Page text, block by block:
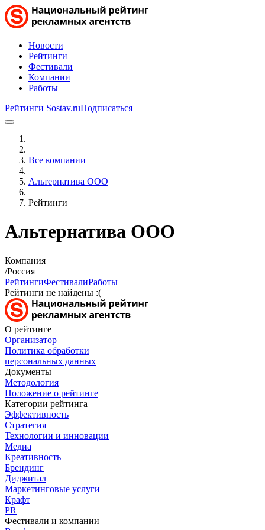
Новости
Рейтинги
Фестивали
Компании
Работы
Рейтинги Sostav.ruПодписаться
Все компании
Альтернатива ООО
Рейтинги
Альтернатива ООО
Компания
/Россия
РейтингиФестивалиРаботы
Рейтинги не найдены :(
О рейтинге
Организатор
Политика обработки
персональных данных
Документы
Методология
Положение о рейтинге
Категории рейтинга
Эффективность
Стратегия
Технологии и инновации
Медиа
Креативность
Брендинг
Диджитал
Маркетинговые услуги
Крафт
PR
Фестивали и компании